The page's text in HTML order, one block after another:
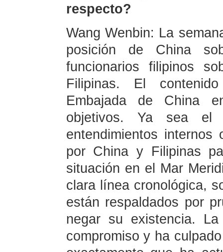
respecto?
Wang Wenbin: La
posición de China
funcionarios filipinos
Filipinas. El
Embajada de China
objetivos. Ya sea el
entendimientos internos
por China y Filipinas
situación en el Mar
clara línea cronológica,
están respaldados por
negar su existencia.
compromiso y ha